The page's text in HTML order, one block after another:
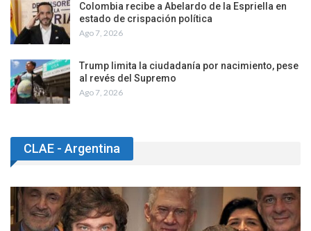
Colombia recibe a Abelardo de la Espriella en
estado de crispación política
Ago 7, 2026
Trump limita la ciudadanía por nacimiento, pese
al revés del Supremo
Ago 7, 2026
CLAE - Argentina